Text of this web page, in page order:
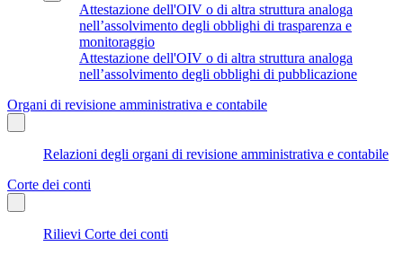
Attestazione dell'OIV o di altra struttura analoga
nell’assolvimento degli obblighi di trasparenza e
monitoraggio
Attestazione dell'OIV o di altra struttura analoga
nell’assolvimento degli obblighi di pubblicazione
Organi di revisione amministrativa e contabile
Relazioni degli organi di revisione amministrativa e contabile
Corte dei conti
Rilievi Corte dei conti